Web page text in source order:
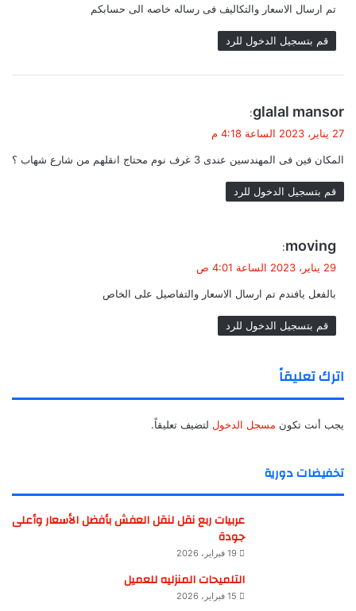
ل
تم ارسال الاسعار والتكاليف فى رساله خاصه الى حسابكم
قم بتسجيل الدخول للرد
ي
ل
glalal mansor
:
27 يناير، 2023 الساعة 4:18 م
المكان فين فى المهندسين عندى 3 غرف نوم محتاج انقلهم من شارع شهاب ؟
قم بتسجيل الدخول للرد
ي
ل
moving
:
29 يناير، 2023 الساعة 4:01 ص
بالفعل يافندم تم ارسال الاسعار والتفاصيل على الخاص
قم بتسجيل الدخول للرد
اترك تعليقاً
يجب أنت تكون مسجل الدخول لتضيف تعليقاً.
تخفيضات دورية
عربيات ربع نقل لنقل العفش بأفضل الأسعار وأعلى
جودة
19 فبراير، 2026
التلميحات المنزليه للعميل
15 فبراير، 2026